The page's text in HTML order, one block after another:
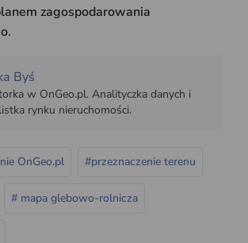
zagospodarowania
.
Byś
w OnGeo.pl. Analityczka danych i
rynku nieruchomości.
OnGeo.pl #przeznaczenie terenu
# mapa glebowo-rolnicza